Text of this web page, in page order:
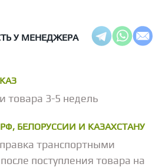
У МЕНЕДЖЕРА
товара 3-5 недель
БЕЛОРУССИИ И КАЗАХСТАНУ
транспортными
поступления товара на